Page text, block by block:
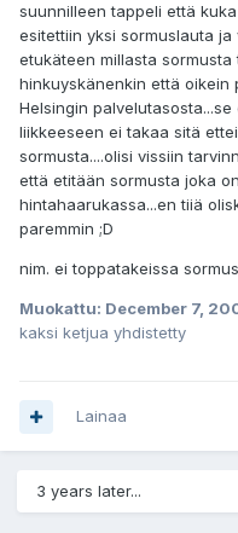
suunnilleen tappeli että
esitettiin yksi sormuslauta
etukäteen millasta sormusta
hinkuyskänenkin että oikein
Helsingin
liikkeeseen ei takaa sitä
sormusta....olisi vissiin
että etitään sormusta joka
hintahaarukassa...en tiiä
paremmin ;D
nim. ei toppatakeissa
Muokattu: December 7,
kaksi ketjua yhdistetty
Lainaa
3 years later...